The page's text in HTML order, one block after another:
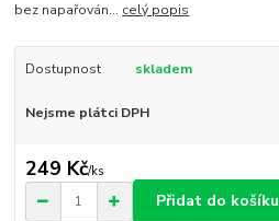
bez napařován... celý popis
Dostupnost skladem
Nejsme plátci DPH
249 Kč/ks
Přidat do košíku